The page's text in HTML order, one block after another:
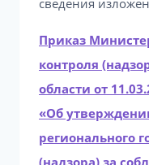
сведения
Приказ
контроля
области от
«Об
регионального
(надзора) за